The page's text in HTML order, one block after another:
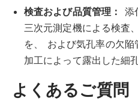
検査および品質管理： 添
三次元測定機による検査、
を、
および気孔率の欠陥
加工によって露出した細孔
よくあるご質問